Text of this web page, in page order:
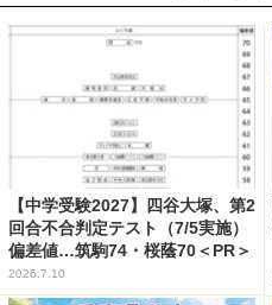
【中学受験2027】四谷大塚、第2
回合不合判定テスト（7/5実施）
偏差値…筑駒74・桜蔭70＜PR＞
2026.7.10